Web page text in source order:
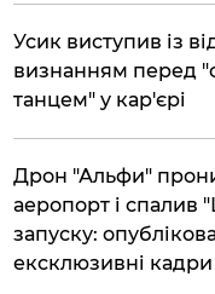
​Усик виступив із
визнанням перед
танцем" у кар'єрі
​Дрон "Альфи"
аеропорт і спалив
запуску:
ексклюзивні кадри